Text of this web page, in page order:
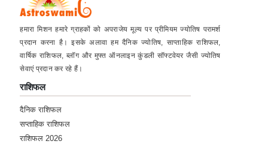
हमारा मिशन हमारे ग्राहकों को अपराजेय मूल्य पर प्रीमियम ज्योतिष परामर्श
प्रदान करना है। इसके अलावा हम दैनिक ज्योतिष, साप्ताहिक राशिफल,
वार्षिक राशिफल, ब्लॉग और मुफ्त ऑनलाइन कुंडली सॉफ्टवेयर जैसी ज्योतिष
सेवाएं प्रदान कर रहे हैं।
राशिफल
दैनिक राशिफल
सप्ताहिक राशिफल
राशिफल 2026